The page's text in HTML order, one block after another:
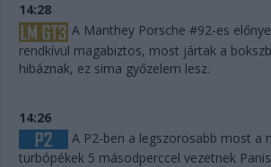
14:28
A Manthey Porsche #92-es
rendkívül magabiztos, most jártak a
hibáznak, ez sima győzelem lesz.
14:26
A P2-ben a legszorosabb most a
turbópékek 5 másodperccel vezetnek